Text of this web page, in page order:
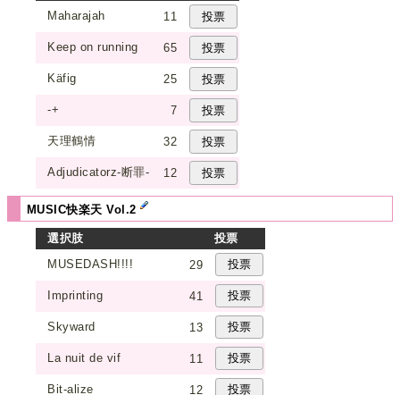
Maharajah
11
Keep on running 65
Käfig 25
-+ 7
天理鶴情 32
Adjudicatorz-断罪- 12
MUSIC快楽天 Vol.2
選択肢
投票
MUSEDASH!!!!
29
Imprinting 41
Skyward 13
La nuit de vif 11
Bit-alize 12